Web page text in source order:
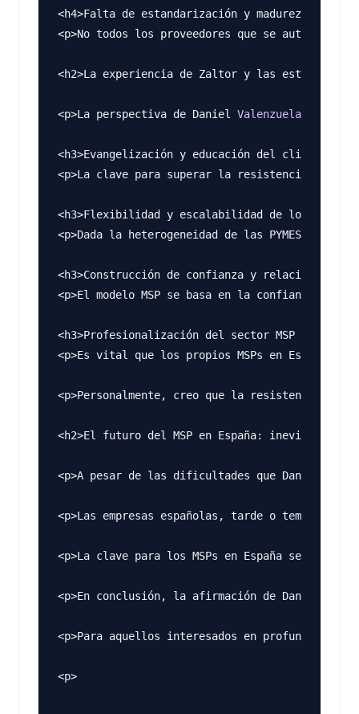
<h4>Falta de estandarización y madurez del
<p>No todos los proveedores que se
<h2>La experiencia de Zaltor y las estrategias
<p>La perspectiva de Daniel Valenzuela
<h3>Evangelización y educación del cliente</h3>
<p>La clave para superar la resistencia es
<h3>Flexibilidad y escalabilidad de los
<p>Dada la heterogeneidad de las PYMES
<h3>Construcción de confianza y relación a
<p>El modelo MSP se basa en la confianza
<h3>Profesionalización del sector MSP en
<p>Es vital que los propios MSPs en España
<p>Personalmente, creo que la resistencia
<h2>El futuro del MSP en España: inevitable
<p>A pesar de las dificultades que Daniel
<p>Las empresas españolas, tarde o
<p>La clave para los MSPs en España será
<p>En conclusión, la afirmación de Daniel
<p>Para aquellos interesados en profundizar
<p>